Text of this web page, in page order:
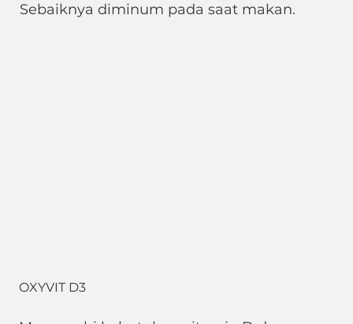
Sebaiknya diminum pada saat makan.
OXYVIT D3